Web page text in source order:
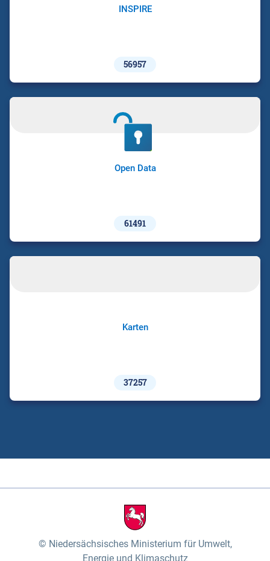
INSPIRE
56957
Open Data
61491
Karten
37257
Niedersächsisches Ministerium für Umwelt,
Energie und Klimaschutz